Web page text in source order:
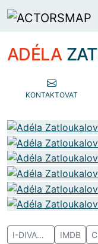
ADÉLA
KONTAKTOVAT
I-DIVADLO IMDB